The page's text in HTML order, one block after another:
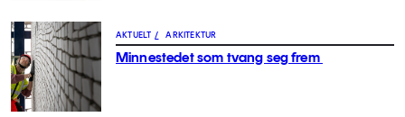
AKTUELT / ARKITEKTUR
Minnestedet som tvang seg frem